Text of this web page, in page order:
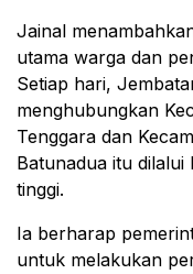
Jainal
utama warga dan
Setiap hari,
menghubungkan
Tenggara dan
Batunadua itu dilalui
tinggi.
Ia berharap
untuk melakukan